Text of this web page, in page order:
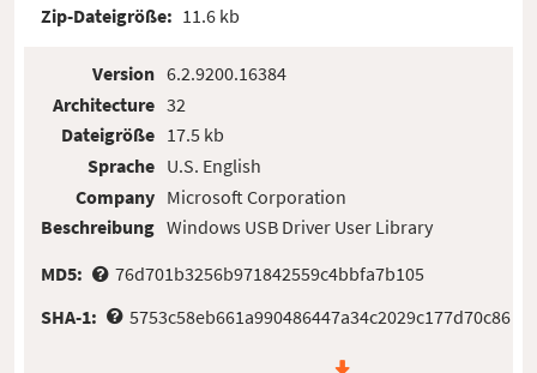
Zip-Dateigröße: 11.6 kb
Version
Architecture
Dateigröße
Sprache
Company
Beschreibung
6.2.9200.16384
32
17.5 kb
U.S. English
Microsoft Corporation
Windows USB Driver User Library
MD5:
76d701b3256b971842559c4bbfa7b105
SHA-1:
5753c58eb661a990486447a34c2029c177d70c86